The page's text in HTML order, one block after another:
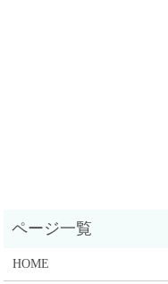
HOME